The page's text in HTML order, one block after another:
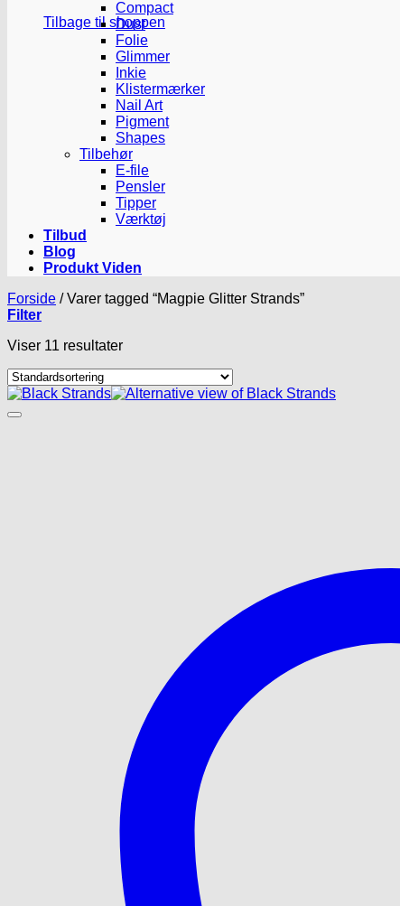
Tilbage til shoppen
Compact
Dust
Folie
Glimmer
Inkie
Klistermærker
Nail Art
Pigment
Shapes
Tilbehør
E-file
Pensler
Tipper
Værktøj
Tilbud
Blog
Produkt Viden
Forside /Varer tagged “Magpie Glitter Strands”
Filter
Viser 11 resultater